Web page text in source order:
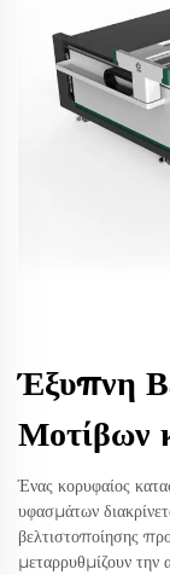
Έξυπνη
Μοτίβων
Ένας κορυφαίος
υφασμάτων
βελτιστοποίησης
μεταρρυθμίζουν